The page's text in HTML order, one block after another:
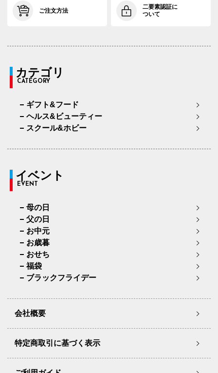
ご注文方法
二要素認証に
ついて
カテゴリ
CATEGORY
ギフト&フード
ヘルス&ビューティー
スクール&ホビー
イベント
EVENT
母の日
父の日
お中元
お歳暮
おせち
福袋
ブラックフライデー
会社概要
特定商取引に基づく表示